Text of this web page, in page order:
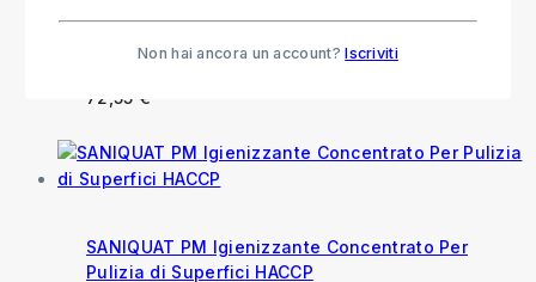
72,55 €
SANIQUAT PM Igienizzante Concentrato Per
Pulizia di Superfici HACCP
Non hai ancora un account?Iscriviti